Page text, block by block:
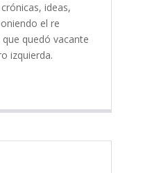
ideas,
el re
quedó vacante
izquierda.